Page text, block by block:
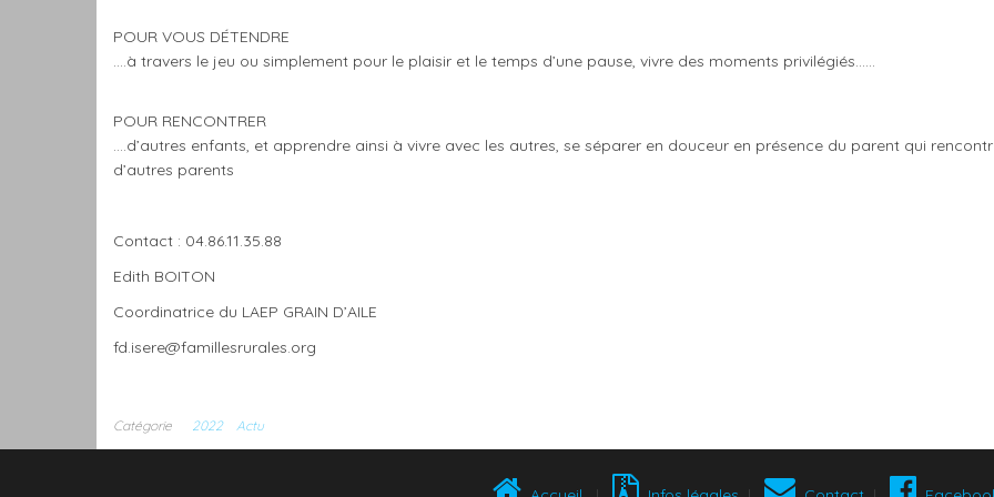
POUR VOUS DÉTENDRE
….à travers le jeu ou simplement pour le plaisir et le temps d’une pause, vivre des moments privilégiés……
POUR RENCONTRER
….d’autres enfants, et apprendre ainsi à vivre avec les autres, se séparer en douceur en présence du parent qui
d’autres parents
Contact : 04.86.11.35.88
Edith BOITON
Coordinatrice du LAEP GRAIN D’AILE
fd.isere@famillesrurales.org
Catégorie 2022 Actu